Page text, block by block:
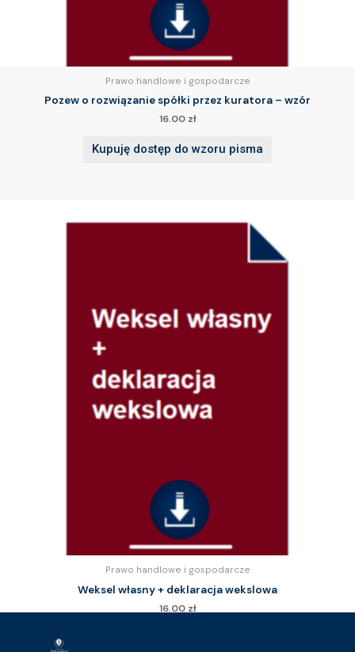
Prawo handlowe i gospodarcze
Pozew o rozwiązanie spółki przez kuratora – wzór
16.00 zł
Kupuję dostęp do wzoru pisma
Prawo handlowe i gospodarcze
Weksel własny + deklaracja wekslowa
16.00 zł